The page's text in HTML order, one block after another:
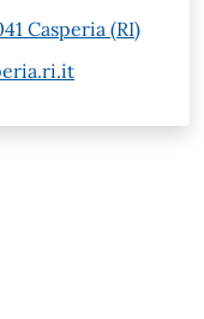
Casperia (RI)